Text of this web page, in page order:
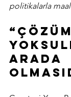
politikalarla
“Çözüm
arada